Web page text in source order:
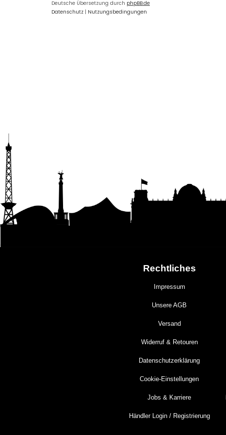
Deutsche Übersetzung durch phpBB.de
Datenschutz | Nutzungsbedingungen
Rechtliches
Impressum
Unsere AGB
Versand
Widerruf & Retouren
Datenschutzerklärung
Cookie-Einstellungen
Jobs & Karriere
Händler Login / Registrierung